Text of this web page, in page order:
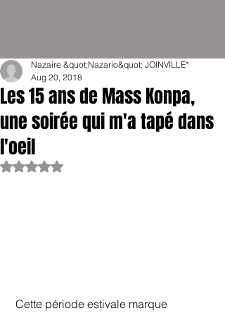
Les 15 ans de Mass Konpa,
une soirée qui m'a tapé dans
l'oeil
Nazaire &quot;Nazario&quot; JOINVILLE*
Aug 20, 2018
Rated NaN out of 5 stars.